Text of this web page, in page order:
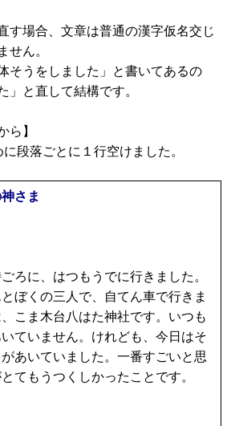
す場合、文章は普通の漢字仮名交じ
ん。
そうをしました」と書いてあるの
」と直して結構です。
ら】
段落ごとに１行空けました。
さま
ろに、はつもうでに行きました。
ぼくの三人で、自てん車で行きま
こま木台八はた神社です。いつも
ていません。けれども、今日はそ
あいていました。一番すごいと思
てもうつくしかったことです。